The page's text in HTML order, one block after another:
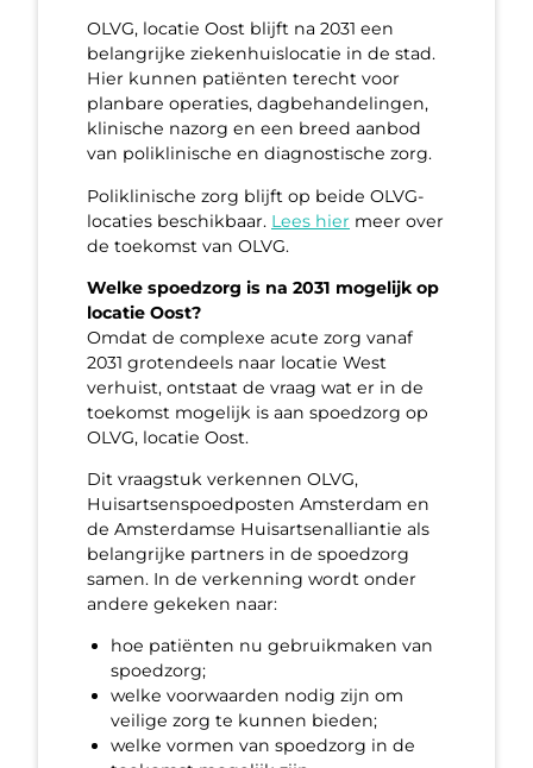
OLVG, locatie Oost blijft na 2031 een
belangrijke ziekenhuislocatie in de stad.
Hier kunnen patiënten terecht voor
planbare operaties, dagbehandelingen,
klinische nazorg en een breed aanbod
van poliklinische en diagnostische zorg.
Poliklinische zorg blijft op beide OLVG-
locaties beschikbaar. Lees hier meer over
de toekomst van OLVG.
Welke spoedzorg is na 2031 mogelijk op
locatie Oost?
Omdat de complexe acute zorg vanaf
2031 grotendeels naar locatie West
verhuist, ontstaat de vraag wat er in de
toekomst mogelijk is aan spoedzorg op
OLVG, locatie Oost.
Dit vraagstuk verkennen OLVG,
Huisartsenspoedposten Amsterdam en
de Amsterdamse Huisartsenalliantie als
belangrijke partners in de spoedzorg
samen. In de verkenning wordt onder
andere gekeken naar:
hoe patiënten nu gebruikmaken van
spoedzorg;
welke voorwaarden nodig zijn om
veilige zorg te kunnen bieden;
welke vormen van spoedzorg in de